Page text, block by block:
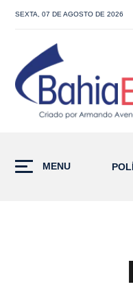
SEXTA, 07 DE AGOSTO DE 2026
MENU